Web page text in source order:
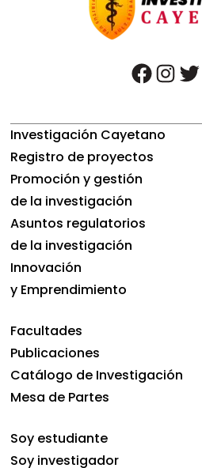
facebook instagram twitter
Investigación Cayetano
Registro de proyectos
Promoción y gestión
de la investigación
Asuntos regulatorios
de la investigación
Innovación
y Emprendimiento
Facultades
Publicaciones
Catálogo de Investigación
Mesa de Partes
Soy estudiante
Soy investigador